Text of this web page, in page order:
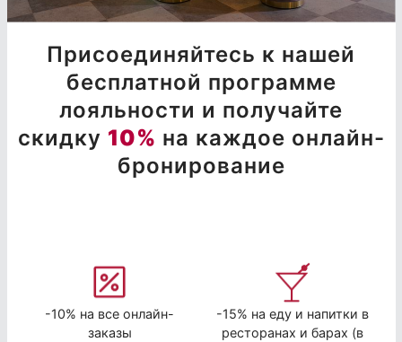
Присоединяйтесь к нашей
бесплатной программе
лояльности и получайте
скидку 10% на каждое онлайн-
бронирование
-10% на все онлайн-
заказы
-15% на еду и напитки в
ресторанах и барах (в